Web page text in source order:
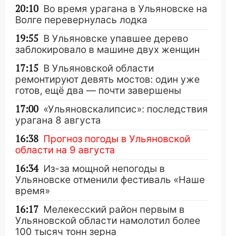
20:10 Во время урагана в Ульяновске на
Волге перевернулась лодка
19:55 В Ульяновске упавшее дерево
заблокировало в машине двух женщин
17:15 В Ульяновской области
ремонтируют девять мостов: один уже
готов, ещё два — почти завершены
17:00 «Ульяновскалипсис»: последствия
урагана 8 августа
16:38 Прогноз погоды в Ульяновской
области на 9 августа
16:34 Из-за мощной непогоды в
Ульяновске отменили фестиваль «Наше
время»
16:17 Мелекесский район первым в
Ульяновской области намолотил более
100 тысяч тонн зерна